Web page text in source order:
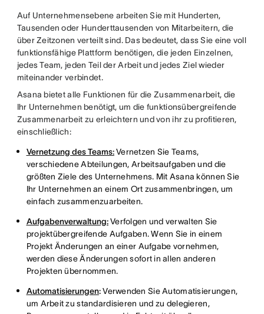
Auf Unternehmensebene arbeiten Sie mit Hunderten,
Tausenden oder Hunderttausenden von Mitarbeitern, die
über Zeitzonen verteilt sind. Das bedeutet, dass Sie eine voll
funktionsfähige Plattform benötigen, die jeden Einzelnen,
jedes Team, jeden Teil der Arbeit und jedes Ziel wieder
miteinander verbindet.
Asana bietet alle Funktionen für die Zusammenarbeit, die
Ihr Unternehmen benötigt, um die funktionsübergreifende
Zusammenarbeit zu erleichtern und von ihr zu profitieren,
einschließlich:
Vernetzung des Teams:Vernetzen Sie Teams,
verschiedene Abteilungen, Arbeitsaufgaben und die
größten Ziele des Unternehmens. Mit Asana können Sie
Ihr Unternehmen an einem Ort zusammenbringen, um
einfach zusammenzuarbeiten.
Aufgabenverwaltung:Verfolgen und verwalten Sie
projektübergreifende Aufgaben. Wenn Sie in einem
Projekt Änderungen an einer Aufgabe vornehmen,
werden diese Änderungen sofort in allen anderen
Projekten übernommen.
Automatisierungen:Verwenden Sie Automatisierungen,
um Arbeit zu standardisieren und zu delegieren,